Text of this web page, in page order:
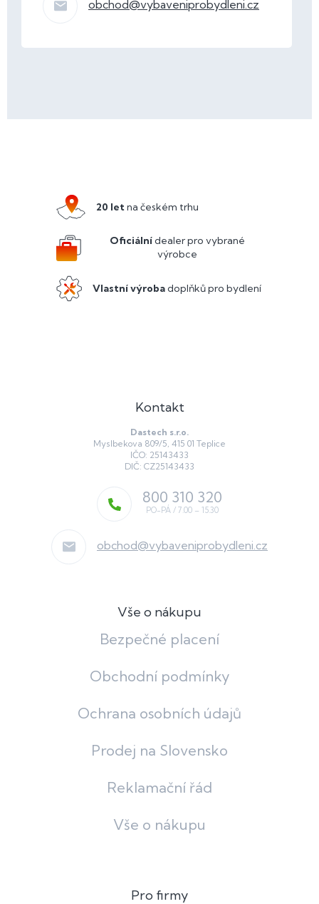
obchod@vybaveniprobydleni.cz
20 letna českém trhu
Oficiálnídealer pro vybrané
výrobce
Vlastní výrobadoplňků pro bydlení
Kontakt
Dastech s.r.o.
Myslbekova 809/5, 415 01 Teplice
IČO: 25143433
DIČ: CZ25143433
obchod@vybaveniprobydleni.cz
800 310 320
Vše o nákupu
Bezpečné placení
Obchodní podmínky
Ochrana osobních údajů
Prodej na Slovensko
Reklamační řád
Vše o nákupu
Pro firmy